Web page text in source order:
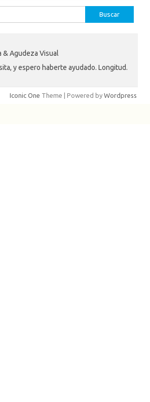
& Agudeza Visual
y espero haberte ayudado. Longitud.
Iconic One Theme | Powered by Wordpress